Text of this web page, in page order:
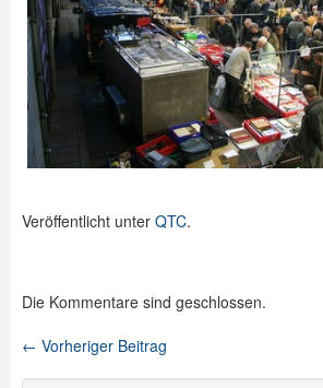
Veröffentlicht unter QTC.
Die Kommentare sind geschlossen.
Beitragsnavigation
← Vorheriger Beitrag